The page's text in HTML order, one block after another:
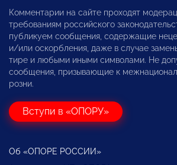
Комментарии на сайте проходят
требованиям российского
публикуем сообщения, содержащие
и/или оскорбления, даже в случае
тире и любыми иными символами. Не
сообщения, призывающие к
розни.
Вступи в «ОПОРУ»
Об «ОПОРЕ РОССИИ»